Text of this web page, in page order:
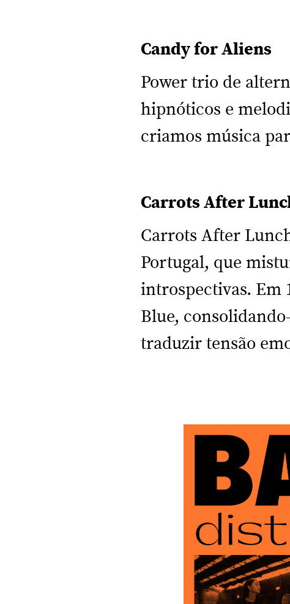
Candy for Aliens
Power trio de
hipnóticos e
criamos música
Carrots After
Carrots After
Portugal, que
introspectivas. Em
Blue,
traduzir tensão